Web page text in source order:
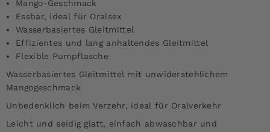
Mango-Geschmack
Essbar, ideal für Oralsex
Wasserbasiertes Gleitmittel
Effizientes und lang anhaltendes Gleitmittel
Flexible Pumpflasche
Wasserbasiertes Gleitmittel mit unwiderstehlichem
Mangogeschmack
Unbedenklich beim Verzehr, ideal für Oralverkehr
Leicht und seidig glatt, einfach abwaschbar und